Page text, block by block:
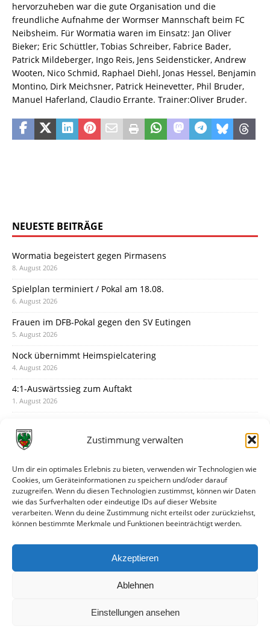
Zustimmung verwalten
Um dir ein optimales Erlebnis zu bieten, verwenden wir Technologien wie
Cookies, um Geräteinformationen zu speichern und/oder darauf
zuzugreifen. Wenn du diesen Technologien zustimmst, können wir Daten
wie das Surfverhalten oder eindeutige IDs auf dieser Website
verarbeiten. Wenn du deine Zustimmung nicht erteilst oder zurückziehst,
können bestimmte Merkmale und Funktionen beeinträchtigt werden.
Akzeptieren
Ablehnen
Einstellungen ansehen
hervorzuheben war die gute Organisation und die
freundliche Aufnahme der Wormser Mannschaft beim FC
Neibsheim. Für Wormatia waren im Einsatz: Jan Oliver
Bieker; Eric Schüttler, Tobias Schreiber, Fabrice Bader,
Patrick Mildeberger, Ingo Reis, Jens Seidensticker, Andrew
Wooten, Nico Schmid, Raphael Diehl, Jonas Hessel, Benjamin
Montino, Dirk Meichsner, Patrick Heinevetter, Phil Bruder,
Manuel Haferland, Claudio Errante. Trainer:Oliver Bruder.
NEUESTE BEITRÄGE
Wormatia begeistert gegen Pirmasens
8. August 2026
Spielplan terminiert / Pokal am 18.08.
6. August 2026
Frauen im DFB-Pokal gegen den SV Eutingen
5. August 2026
Nock übernimmt Heimspielcatering
4. August 2026
4:1-Auswärtssieg zum Auftakt
1. August 2026
31. Juli 2026
30. Juli 2026
Deine Spielminute: 89+1
28. Juli 2026
Neuer Rückensponsor
Neue Podcast-Folge: So tickt Björn!
27. Juli 2026